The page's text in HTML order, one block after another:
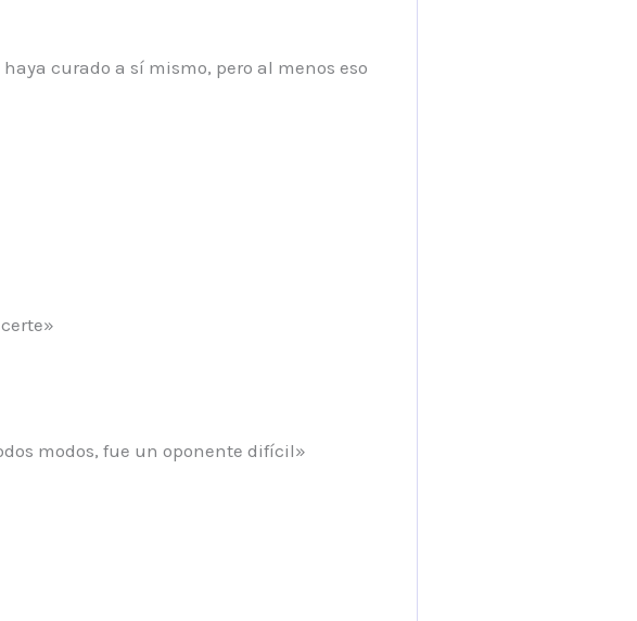
curado a sí mismo, pero al menos eso
modos, fue un oponente difícil»